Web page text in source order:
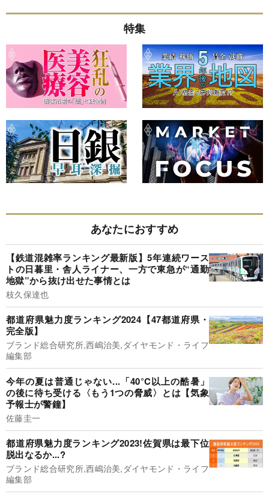
特集
あなたにおすすめ
【鉄道混雑率ランキング最新版】5年連続ワース
トの日暮里・舎人ライナー、一方で東急が“通勤
地獄”から抜け出せた事情とは
枝久保達也
都道府県魅力度ランキング2024【47都道府県・
完全版】
ブランド総合研究所,西嶋治美,ダイヤモンド・ライフ
編集部
今年の夏は普通じゃない...「40°C以上の酷暑」
の後に待ち受ける〈もう1つの脅威〉とは【気象
予報士が警鐘】
佐藤圭一
都道府県魅力度ランキング2023!佐賀県は最下位
脱出なるか...?
ブランド総合研究所,西嶋治美,ダイヤモンド・ライフ
編集部